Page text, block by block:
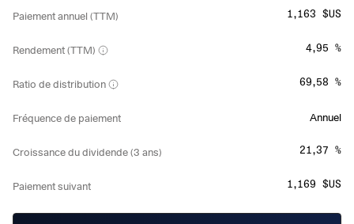
Paiement annuel (TTM) 1,163 $US
Rendement (TTM) 4,95 %
Ratio de distribution 69,58 %
Fréquence de paiement Annuel
Croissance du dividende (3 ans) 21,37 %
Paiement suivant 1,169 $US